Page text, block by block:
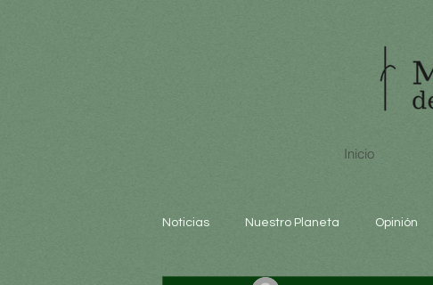
Inicio
Noticias Nuestro Planeta Opinión